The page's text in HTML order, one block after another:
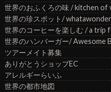
世界のおふくろの味 / kitchen of
世界の珍スポット/
世界のコーヒーを楽しむ / a
世界のハンバーガー/ Awesome
ツアーメイト募集
ありがとうショップEC
アレルギーらいふ
世界の都市地図